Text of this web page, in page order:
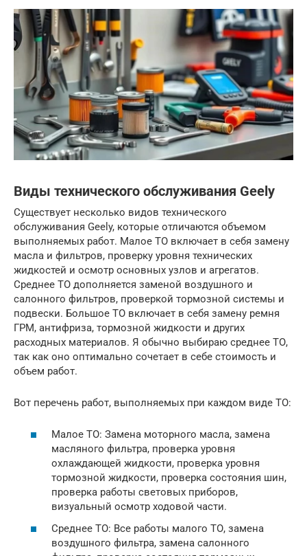
Виды технического обслуживания Geely
Существует несколько видов технического
обслуживания Geely, которые отличаются объемом
выполняемых работ. Малое ТО включает в себя замену
масла и фильтров, проверку уровня технических
жидкостей и осмотр основных узлов и агрегатов.
Среднее ТО дополняется заменой воздушного и
салонного фильтров, проверкой тормозной системы и
подвески. Большое ТО включает в себя замену ремня
ГРМ, антифриза, тормозной жидкости и других
расходных материалов. Я обычно выбираю среднее ТО,
так как оно оптимально сочетает в себе стоимость и
объем работ.
Вот перечень работ, выполняемых при каждом виде ТО:
Малое ТО: Замена моторного масла, замена
масляного фильтра, проверка уровня
охлаждающей жидкости, проверка уровня
тормозной жидкости, проверка состояния шин,
проверка работы световых приборов,
визуальный осмотр ходовой части.
Среднее ТО: Все работы малого ТО, замена
воздушного фильтра, замена салонного